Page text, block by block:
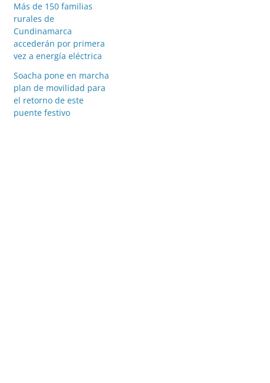
Más de 150 familias
rurales de
Cundinamarca
accederán por primera
vez a energía eléctrica
Soacha pone en marcha
plan de movilidad para
el retorno de este
puente festivo